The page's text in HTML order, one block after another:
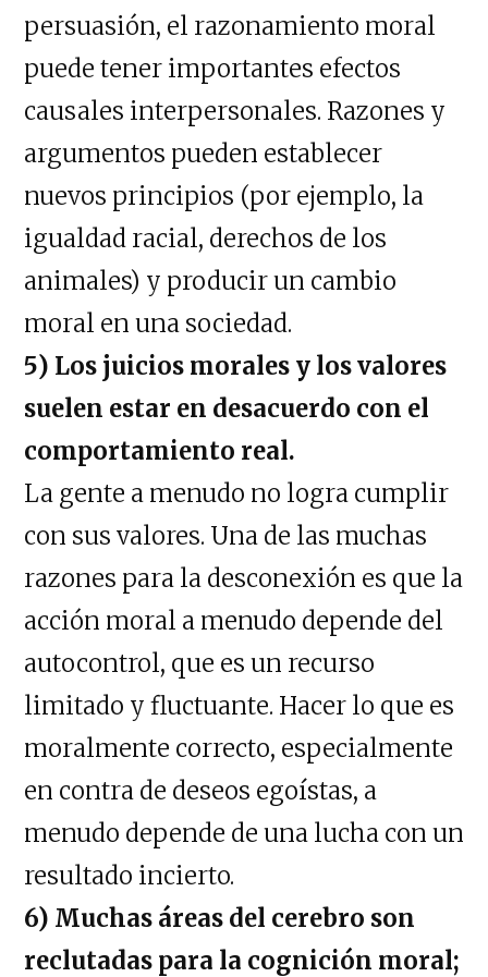
persuasión, el razonamiento moral
puede tener importantes efectos
causales interpersonales. Razones y
argumentos pueden establecer
nuevos principios (por ejemplo, la
igualdad racial, derechos de los
animales) y producir un cambio
moral en una sociedad.
5) Los juicios morales y los valores
suelen estar en desacuerdo con el
comportamiento real.
La gente a menudo no logra cumplir
con sus valores. Una de las muchas
razones para la desconexión es que la
acción moral a menudo depende del
autocontrol, que es un recurso
limitado y fluctuante. Hacer lo que es
moralmente correcto, especialmente
en contra de deseos egoístas, a
menudo depende de una lucha con un
resultado incierto.
6) Muchas áreas del cerebro son
reclutadas para la cognición moral;